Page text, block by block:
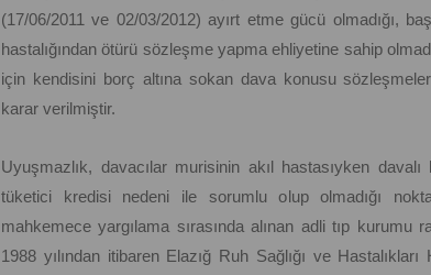
(17/06/2011 ve 02/03/2012) ayırt etme gücü olmadığı,
hastalığından ötürü sözleşme yapma ehliyetine sahip
için kendisini borç altına sokan dava konusu
karar verilmiştir.
Uyuşmazlık, davacılar murisinin akıl hastasıyken
tüketici kredisi nedeni ile sorumlu olup olmadığı
mahkemece yargılama sırasında alınan adli tıp kurumu
1988 yılından itibaren Elazığ Ruh Sağlığı ve